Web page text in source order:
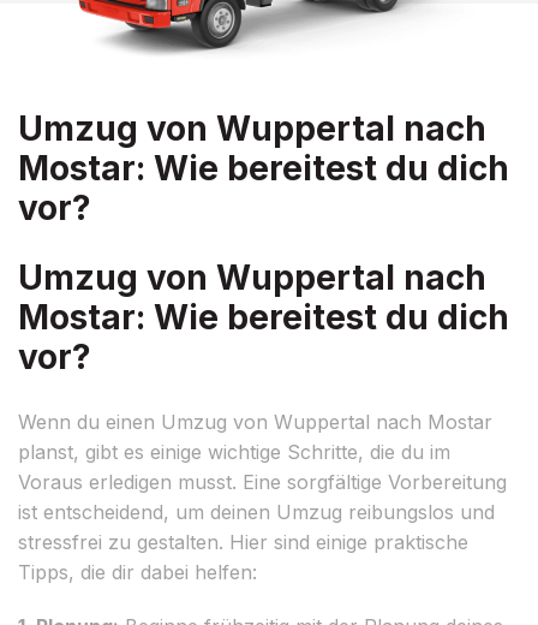
Umzug von Wuppertal nach
Mostar: Wie bereitest du dich
vor?
Umzug von Wuppertal nach
Mostar: Wie bereitest du dich
vor?
Wenn du einen Umzug von Wuppertal nach Mostar
planst, gibt es einige wichtige Schritte, die du im
Voraus erledigen musst. Eine sorgfältige Vorbereitung
ist entscheidend, um deinen Umzug reibungslos und
stressfrei zu gestalten. Hier sind einige praktische
Tipps, die dir dabei helfen: